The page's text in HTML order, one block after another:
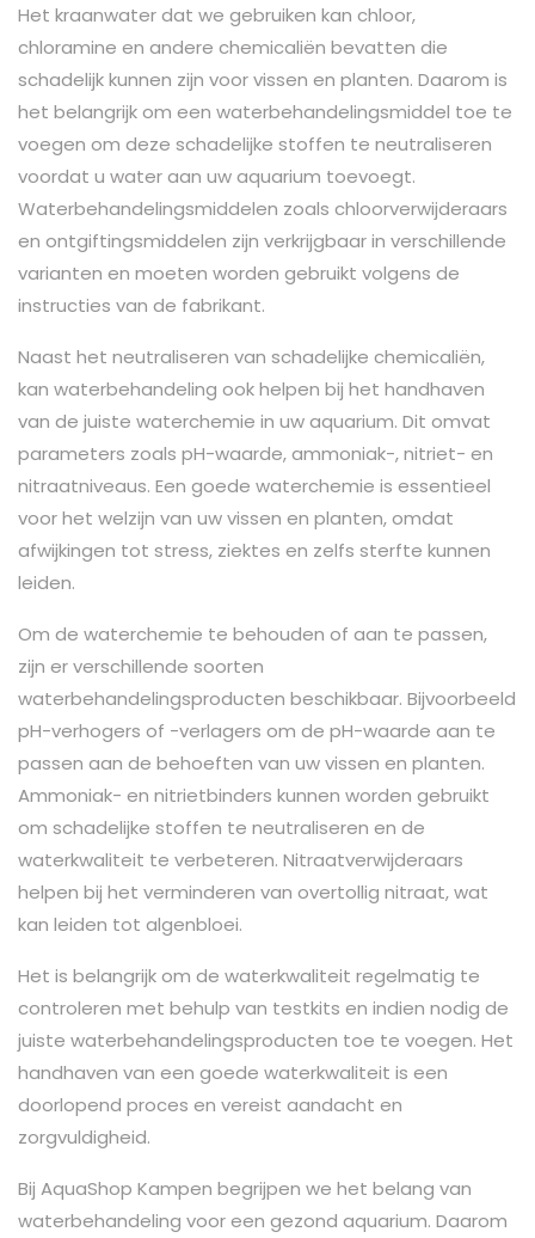
Het kraanwater dat we gebruiken kan chloor,
chloramine en andere chemicaliën bevatten die
schadelijk kunnen zijn voor vissen en planten. Daarom is
het belangrijk om een ​​waterbehandelingsmiddel toe te
voegen om deze schadelijke stoffen te neutraliseren
voordat u water aan uw aquarium toevoegt.
Waterbehandelingsmiddelen zoals chloorverwijderaars
en ontgiftingsmiddelen zijn verkrijgbaar in verschillende
varianten en moeten worden gebruikt volgens de
instructies van de fabrikant.
Naast het neutraliseren van schadelijke chemicaliën,
kan waterbehandeling ook helpen bij het handhaven
van de juiste waterchemie in uw aquarium. Dit omvat
parameters zoals pH-waarde, ammoniak-, nitriet- en
nitraatniveaus. Een goede waterchemie is essentieel
voor het welzijn van uw vissen en planten, omdat
afwijkingen tot stress, ziektes en zelfs sterfte kunnen
leiden.
Om de waterchemie te behouden of aan te passen,
zijn er verschillende soorten
waterbehandelingsproducten beschikbaar. Bijvoorbeeld
pH-verhogers of -verlagers om de pH-waarde aan te
passen aan de behoeften van uw vissen en planten.
Ammoniak- en nitrietbinders kunnen worden gebruikt
om schadelijke stoffen te neutraliseren en de
waterkwaliteit te verbeteren. Nitraatverwijderaars
helpen bij het verminderen van overtollig nitraat, wat
kan leiden tot algenbloei.
Het is belangrijk om de waterkwaliteit regelmatig te
controleren met behulp van testkits en indien nodig de
juiste waterbehandelingsproducten toe te voegen. Het
handhaven van een goede waterkwaliteit is een
doorlopend proces en vereist aandacht en
zorgvuldigheid.
Bij AquaShop Kampen begrijpen we het belang van
waterbehandeling voor een gezond aquarium. Daarom